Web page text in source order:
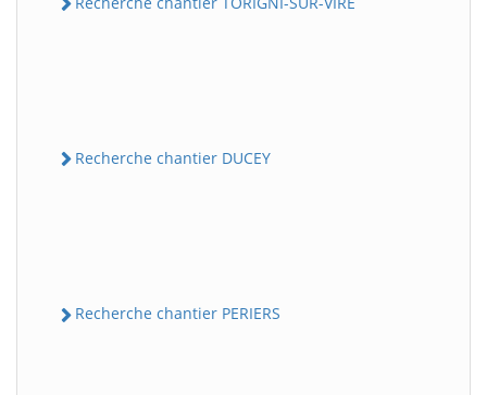
Recherche chantier DUCEY
Recherche chantier PERIERS